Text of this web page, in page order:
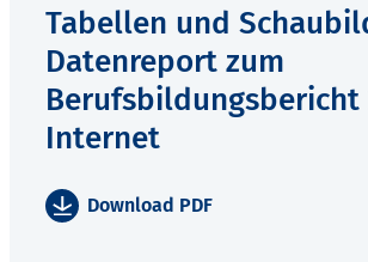
Tabellen und
Datenreport zum
Berufsbildungsbericht
Internet
Download PDF